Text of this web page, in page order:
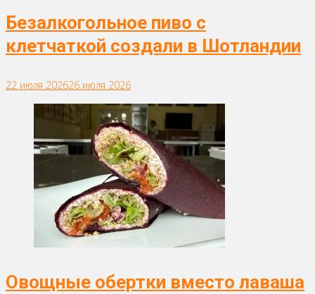
Безалкогольное пиво с
клетчаткой создали в Шотландии
22 июля 202626 июля 2026
Овощные обертки вместо лаваша